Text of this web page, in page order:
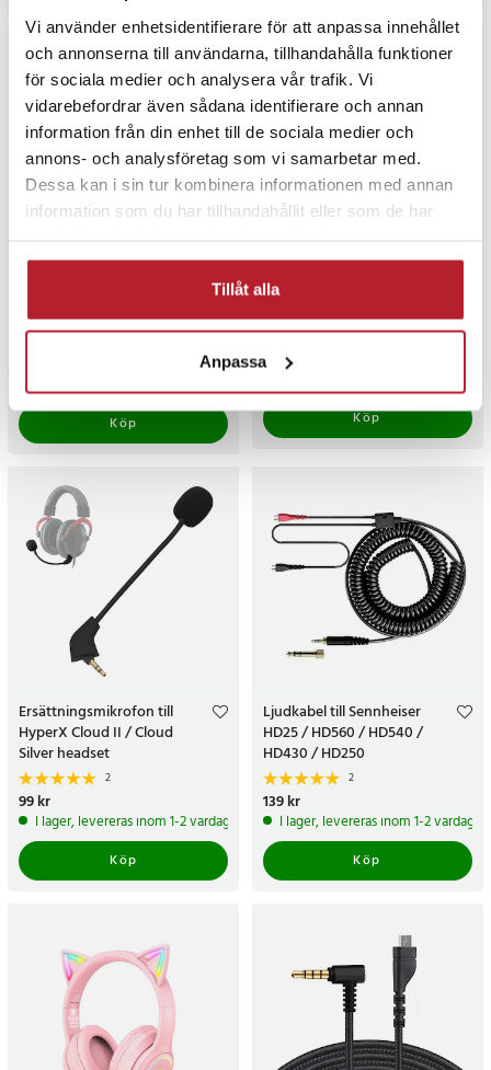
Vi använder enhetsidentifierare för att anpassa innehållet
och annonserna till användarna, tillhandahålla funktioner
för sociala medier och analysera vår trafik. Vi
vidarebefordrar även sådana identifierare och annan
information från din enhet till de sociala medier och
annons- och analysföretag som vi samarbetar med.
Dessa kan i sin tur kombinera informationen med annan
information som du har tillhandahållit eller som de har
Tillåt alla
Anpassa
-67%
gamingheadset med USB, 3,5
mm kontakt och LED-belysning
1
Tidigare
Köp
med ANC / trådlösa
hörlurar med aktiv
brusreducering- Svart
Pris:
199 kr
Köp
Ersättningsmikrofon till
HyperX Cloud II / Cloud
Silver headset
2
Pris:
99 kr
I lager, levereras inom 1-2 vardagar
Köp
Ljudkabel till Sennheiser
HD25 / HD560 / HD540 /
HD430 / HD250
2
Pris:139 kr
139 kr
I lager, levereras inom 1-2 vardagar
Köp